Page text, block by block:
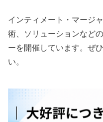
インティメート・マージ
術、ソリューションなど
ーを開催しています。ぜ
い。